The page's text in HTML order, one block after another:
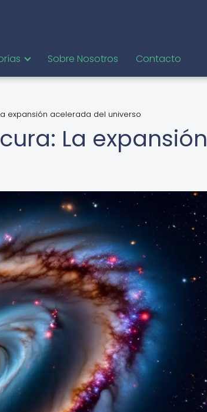
Sobre Nosotros Contacto
expansión acelerada del universo
La expansión